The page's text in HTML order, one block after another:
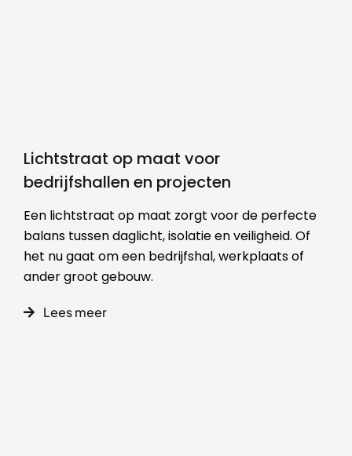
Lichtstraat op maat voor
bedrijfshallen en projecten
Een lichtstraat op maat zorgt voor de perfecte
balans tussen daglicht, isolatie en veiligheid. Of
het nu gaat om een bedrijfshal, werkplaats of
ander groot gebouw.
Lees meer